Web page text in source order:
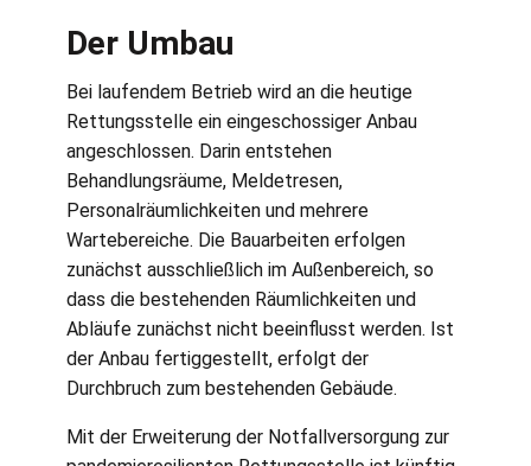
Der Umbau
Bei laufendem Betrieb wird an die heutige
Rettungsstelle ein eingeschossiger Anbau
angeschlossen. Darin entstehen
Behandlungsräume, Meldetresen,
Personalräumlichkeiten und mehrere
Wartebereiche. Die Bauarbeiten erfolgen
zunächst ausschließlich im Außenbereich, so
dass die bestehenden Räumlichkeiten und
Abläufe zunächst nicht beeinflusst werden. Ist
der Anbau fertiggestellt, erfolgt der
Durchbruch zum bestehenden Gebäude.
Mit der Erweiterung der Notfallversorgung zur